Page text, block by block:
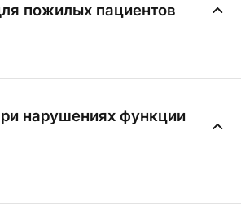
пожилых пациентов
нарушениях функции